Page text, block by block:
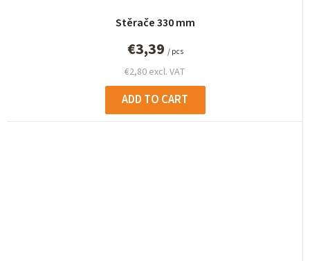
Stěrače 330 mm
€2,80 excl. VAT
€3,39 / pcs
ADD TO CART